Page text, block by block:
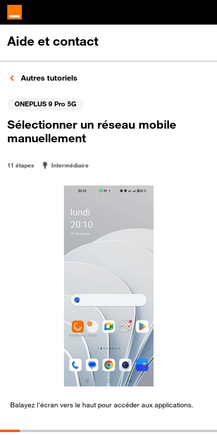
Aide et contact
Autres tutoriels
ONEPLUS 9 Pro 5G
Sélectionner un réseau mobile
manuellement
11 étapes Intermédiaire
Balayez l'écran vers le haut pour accéder aux applications.